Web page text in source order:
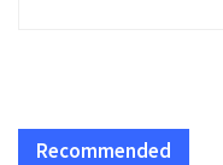
Recommended